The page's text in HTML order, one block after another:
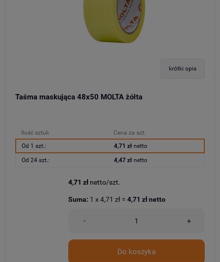
krótki opis
Taśma maskująca 48x50 MOLTA żółta
Ilość sztuk
Cena za szt.
Od 1 szt.:
4,71 złnetto
Od 24 szt.: 4,47 złnetto
4,71 zł netto/szt.
- +
Do koszyka
Suma: 1 x4,71 zł = 4,71 złnetto